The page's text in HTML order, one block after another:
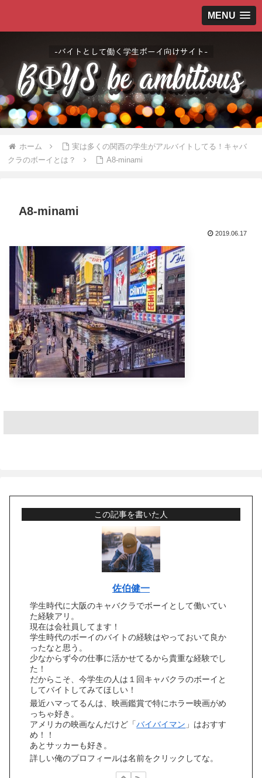
MENU
ホーム
実は多くの関西の学生がアルバイトしてる！キャバ
クラのボーイとは？
A8-minami
A8-minami
2019.06.17
この記事を書いた人
佐伯健一
学生時代に大阪のキャバクラでボーイとして働いてい
た経験アリ。
現在は会社員してます！
学生時代のボーイのバイトの経験はやっておいて良か
ったなと思う。
少なからず今の仕事に活かせてるから貴重な経験でし
た！
だからこそ、今学生の人は１回キャバクラのボーイと
してバイトしてみてほしい！
最近ハマってるんは、映画鑑賞で特にホラー映画がめ
っちゃ好き。
アメリカの映画なんだけど「バイバイマン 」はおすす
め！！
あとサッカーも好き。
詳しい俺のプロフィールは名前をクリックしてな。